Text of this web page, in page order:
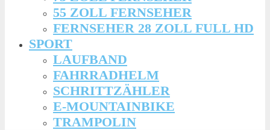
55 ZOLL FERNSEHER
FERNSEHER 28 ZOLL FULL HD
SPORT
LAUFBAND
FAHRRADHELM
SCHRITTZÄHLER
E-MOUNTAINBIKE
TRAMPOLIN